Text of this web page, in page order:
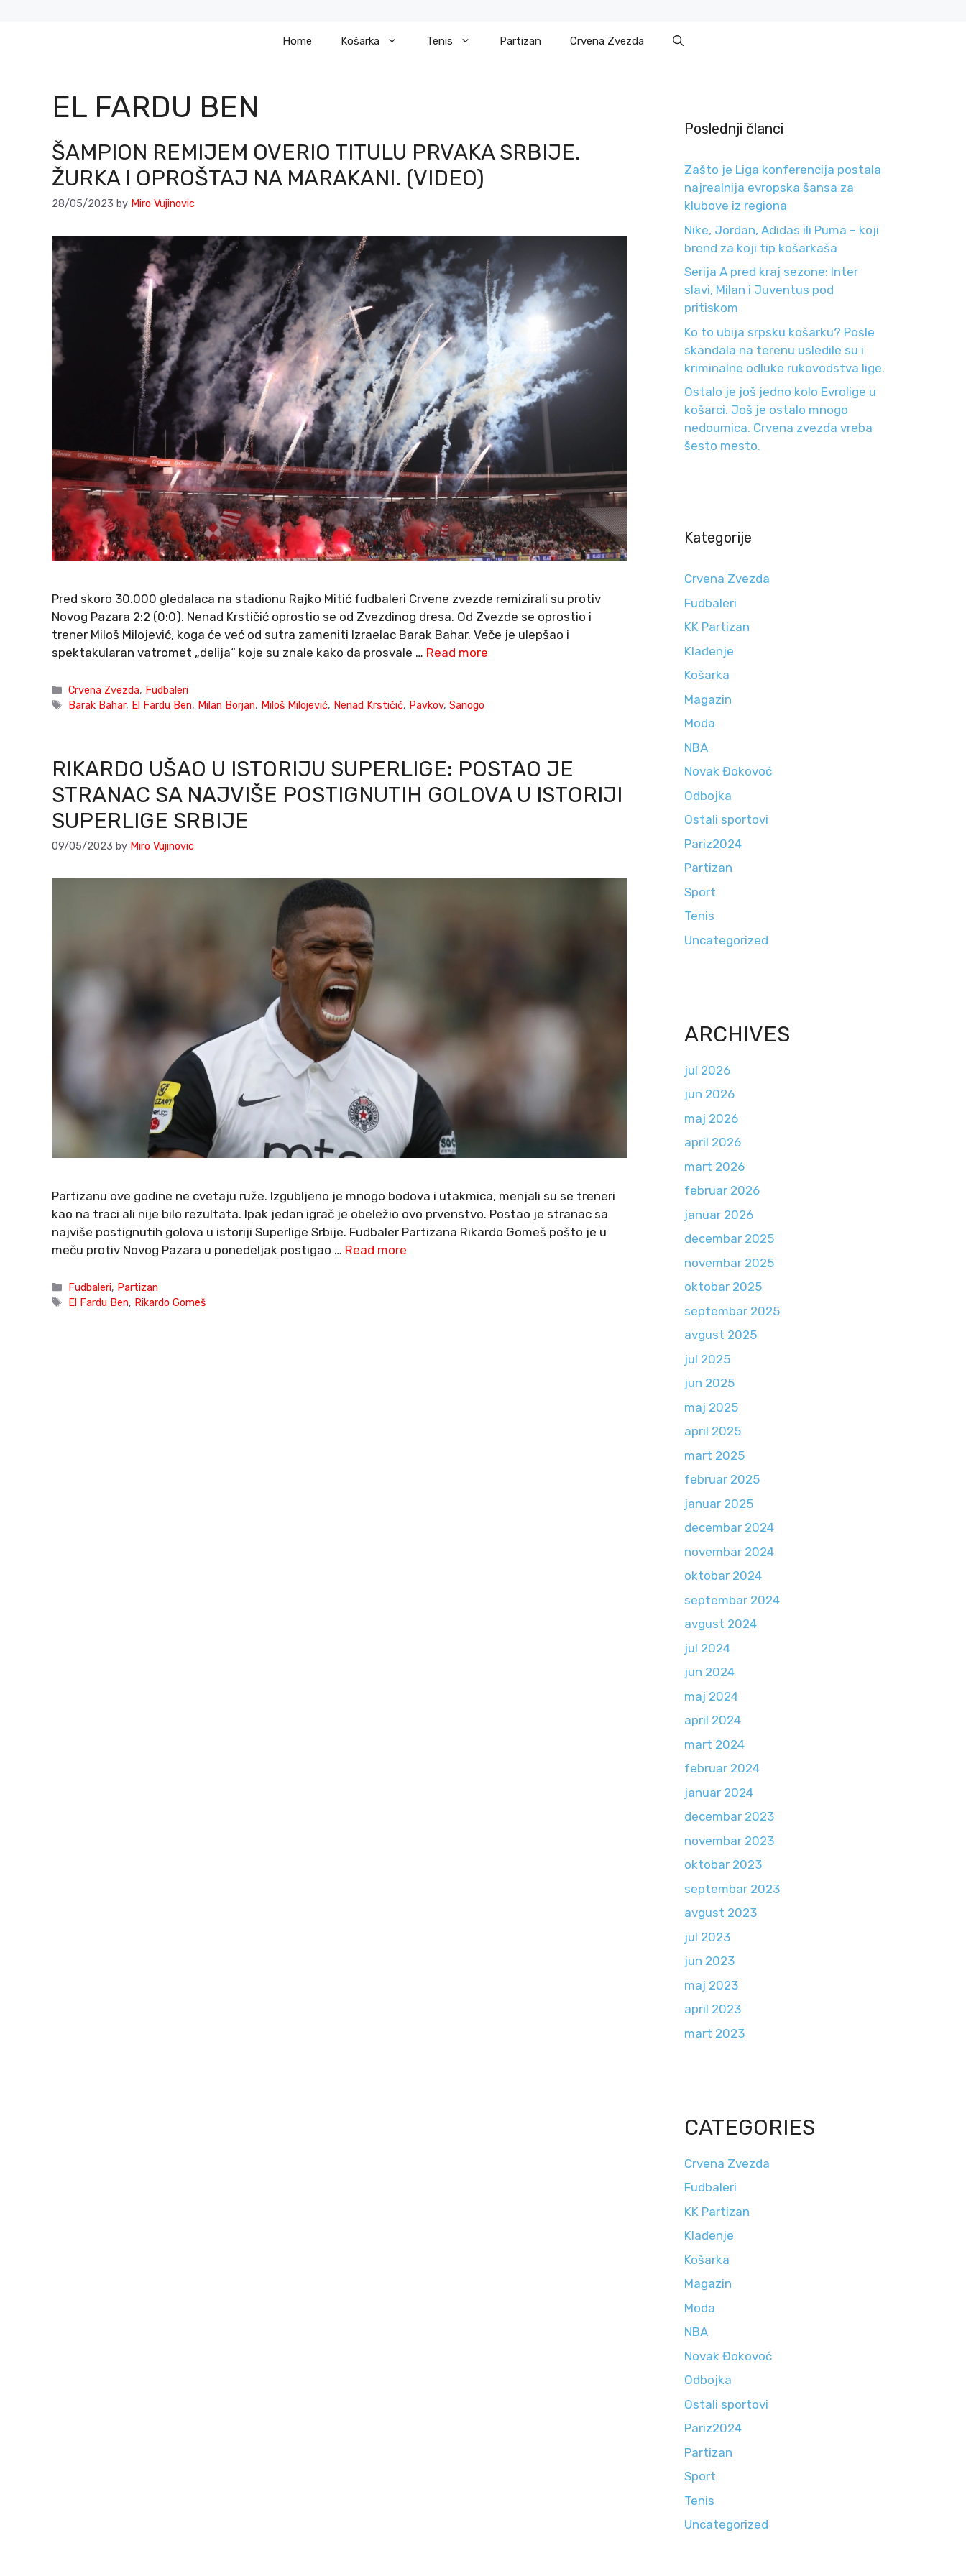
Home Košarka Tenis Partizan Crvena Zvezda
EL FARDU BEN
ŠAMPION REMIJEM OVERIO TITULU PRVAKA SRBIJE.
ŽURKA I OPROŠTAJ NA MARAKANI. (VIDEO)
28/05/2023 by Miro Vujinovic
Pred skoro 30.000 gledalaca na stadionu Rajko Mitić fudbaleri Crvene zvezde remizirali su protiv
Novog Pazara 2:2 (0:0). Nenad Krstičić oprostio se od Zvezdinog dresa. Od Zvezde se oprostio i
trener Miloš Milojević, koga će već od sutra zameniti Izraelac Barak Bahar. Veče je ulepšao i
spektakularan vatromet „delija“ koje su znale kako da prosvale … Read more
Categories
Crvena Zvezda, Fudbaleri
Tags
Barak Bahar, El Fardu Ben, Milan Borjan, Miloš Milojević, Nenad Krstičić, Pavkov,Sanogo
RIKARDO UŠAO U ISTORIJU SUPERLIGE: POSTAO JE
STRANAC SA NAJVIŠE POSTIGNUTIH GOLOVA U ISTORIJI
SUPERLIGE SRBIJE
09/05/2023 by Miro Vujinovic
Partizanu ove godine ne cvetaju ruže. Izgubljeno je mnogo bodova i utakmica, menjali su se treneri
kao na traci ali nije bilo rezultata. Ipak jedan igrač je obeležio ovo prvenstvo. Postao je stranac sa
najviše postignutih golova u istoriji Superlige Srbije. Fudbaler Partizana Rikardo Gomeš pošto je u
meču protiv Novog Pazara u ponedeljak postigao … Read more
Categories
Fudbaleri, Partizan
Tags
El Fardu Ben, Rikardo Gomeš
Poslednji članci
Zašto je Liga konferencija postala
najrealnija evropska šansa za
klubove iz regiona
Nike, Jordan, Adidas ili Puma – koji
brend za koji tip košarkaša
Serija A pred kraj sezone: Inter
slavi, Milan i Juventus pod
pritiskom
Ko to ubija srpsku košarku? Posle
skandala na terenu usledile su i
kriminalne odluke rukovodstva lige.
Ostalo je još jedno kolo Evrolige u
košarci. Još je ostalo mnogo
nedoumica. Crvena zvezda vreba
šesto mesto.
Kategorije
Crvena Zvezda
Fudbaleri
KK Partizan
Klađenje
Košarka
Magazin
Moda
NBA
Novak Đokovoć
Odbojka
Ostali sportovi
Pariz2024
Partizan
Sport
Tenis
Uncategorized
ARCHIVES
jul 2026
jun 2026
maj 2026
april 2026
mart 2026
februar 2026
januar 2026
decembar 2025
novembar 2025
oktobar 2025
septembar 2025
avgust 2025
jul 2025
jun 2025
maj 2025
april 2025
mart 2025
februar 2025
januar 2025
decembar 2024
novembar 2024
oktobar 2024
septembar 2024
avgust 2024
jul 2024
jun 2024
maj 2024
april 2024
mart 2024
februar 2024
januar 2024
decembar 2023
novembar 2023
oktobar 2023
septembar 2023
avgust 2023
jul 2023
jun 2023
maj 2023
april 2023
mart 2023
CATEGORIES
Crvena Zvezda
Fudbaleri
KK Partizan
Klađenje
Košarka
Magazin
Moda
NBA
Novak Đokovoć
Odbojka
Ostali sportovi
Pariz2024
Partizan
Sport
Tenis
Uncategorized